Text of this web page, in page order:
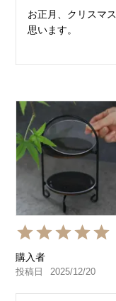
お正月、クリスマ
思います。
購入者
投稿日 2025/12/20